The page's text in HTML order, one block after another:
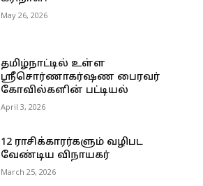
May 26, 2026
தமிழ்நாட்டில் உள்ள
ஸ்ரீசொர்ணாகர்ஷண பைரவர்
கோவில்களின் பட்டியல்
April 3, 2026
12 ராசிக்காரர்களும் வழிபட
வேண்டிய விநாயகர்
March 25, 2026